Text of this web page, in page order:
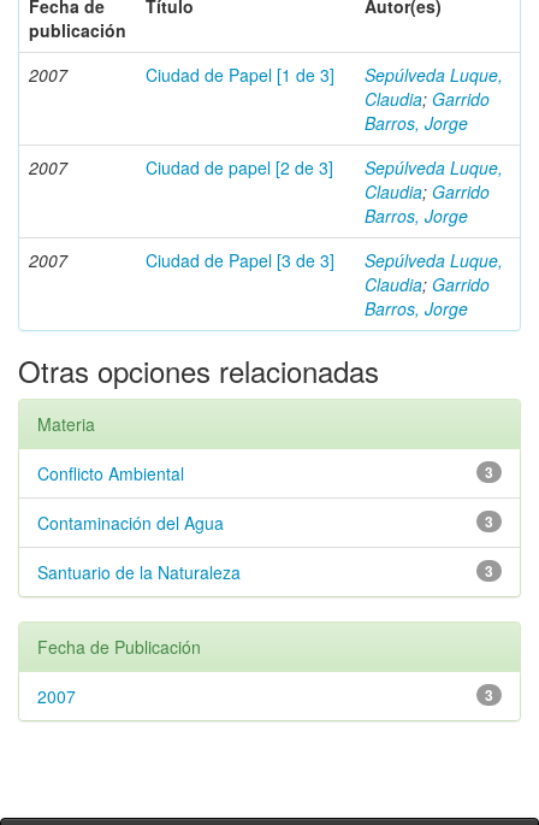
Fecha de
publicación
Título Autor(es)
2007 Ciudad de Papel [1 de 3]
Sepúlveda Luque,
Claudia; Garrido
Barros, Jorge
2007
Ciudad de papel [2 de 3]
Sepúlveda Luque,
Claudia; Garrido
Barros, Jorge
2007
Ciudad de Papel [3 de 3]
Sepúlveda Luque,
Claudia; Garrido
Barros, Jorge
Otras opciones relacionadas
Materia
3
Conflicto Ambiental
3
Contaminación del Agua
3
Santuario de la Naturaleza
Fecha de Publicación
3
2007